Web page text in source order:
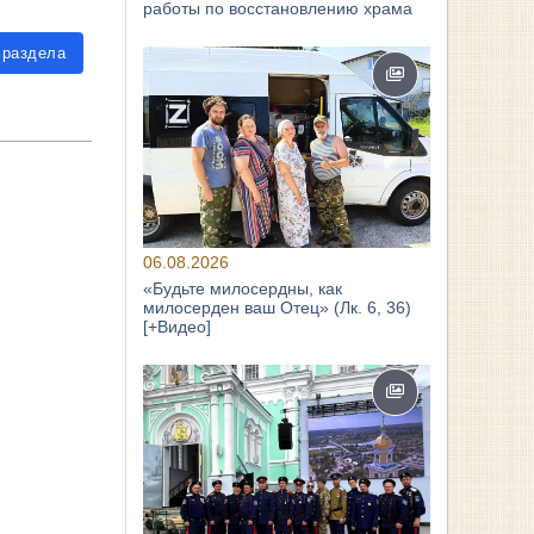
работы по восстановлению храма
06.08.2026
«Будьте милосердны, как
милосерден ваш Отец» (Лк. 6, 36)
[+Видео]